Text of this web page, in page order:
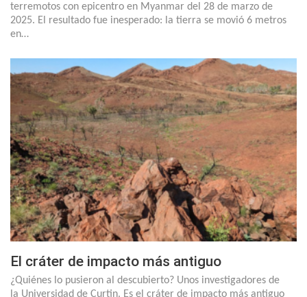
terremotos con epicentro en Myanmar del 28 de marzo de
2025. El resultado fue inesperado: la tierra se movió 6 metros
en…
El cráter de impacto más antiguo
¿Quiénes lo pusieron al descubierto? Unos investigadores de
la Universidad de Curtin. Es el cráter de impacto más antiguo